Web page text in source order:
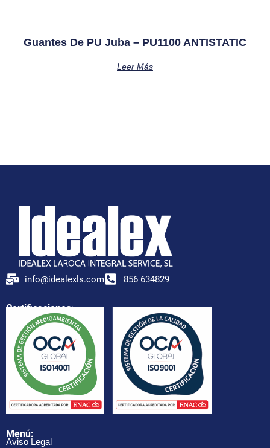
Guantes De PU Juba – PU1100 ANTISTATIC
Leer Más
info@idealexls.com 856 634829
Certificaciones:
Menú:
Aviso Legal